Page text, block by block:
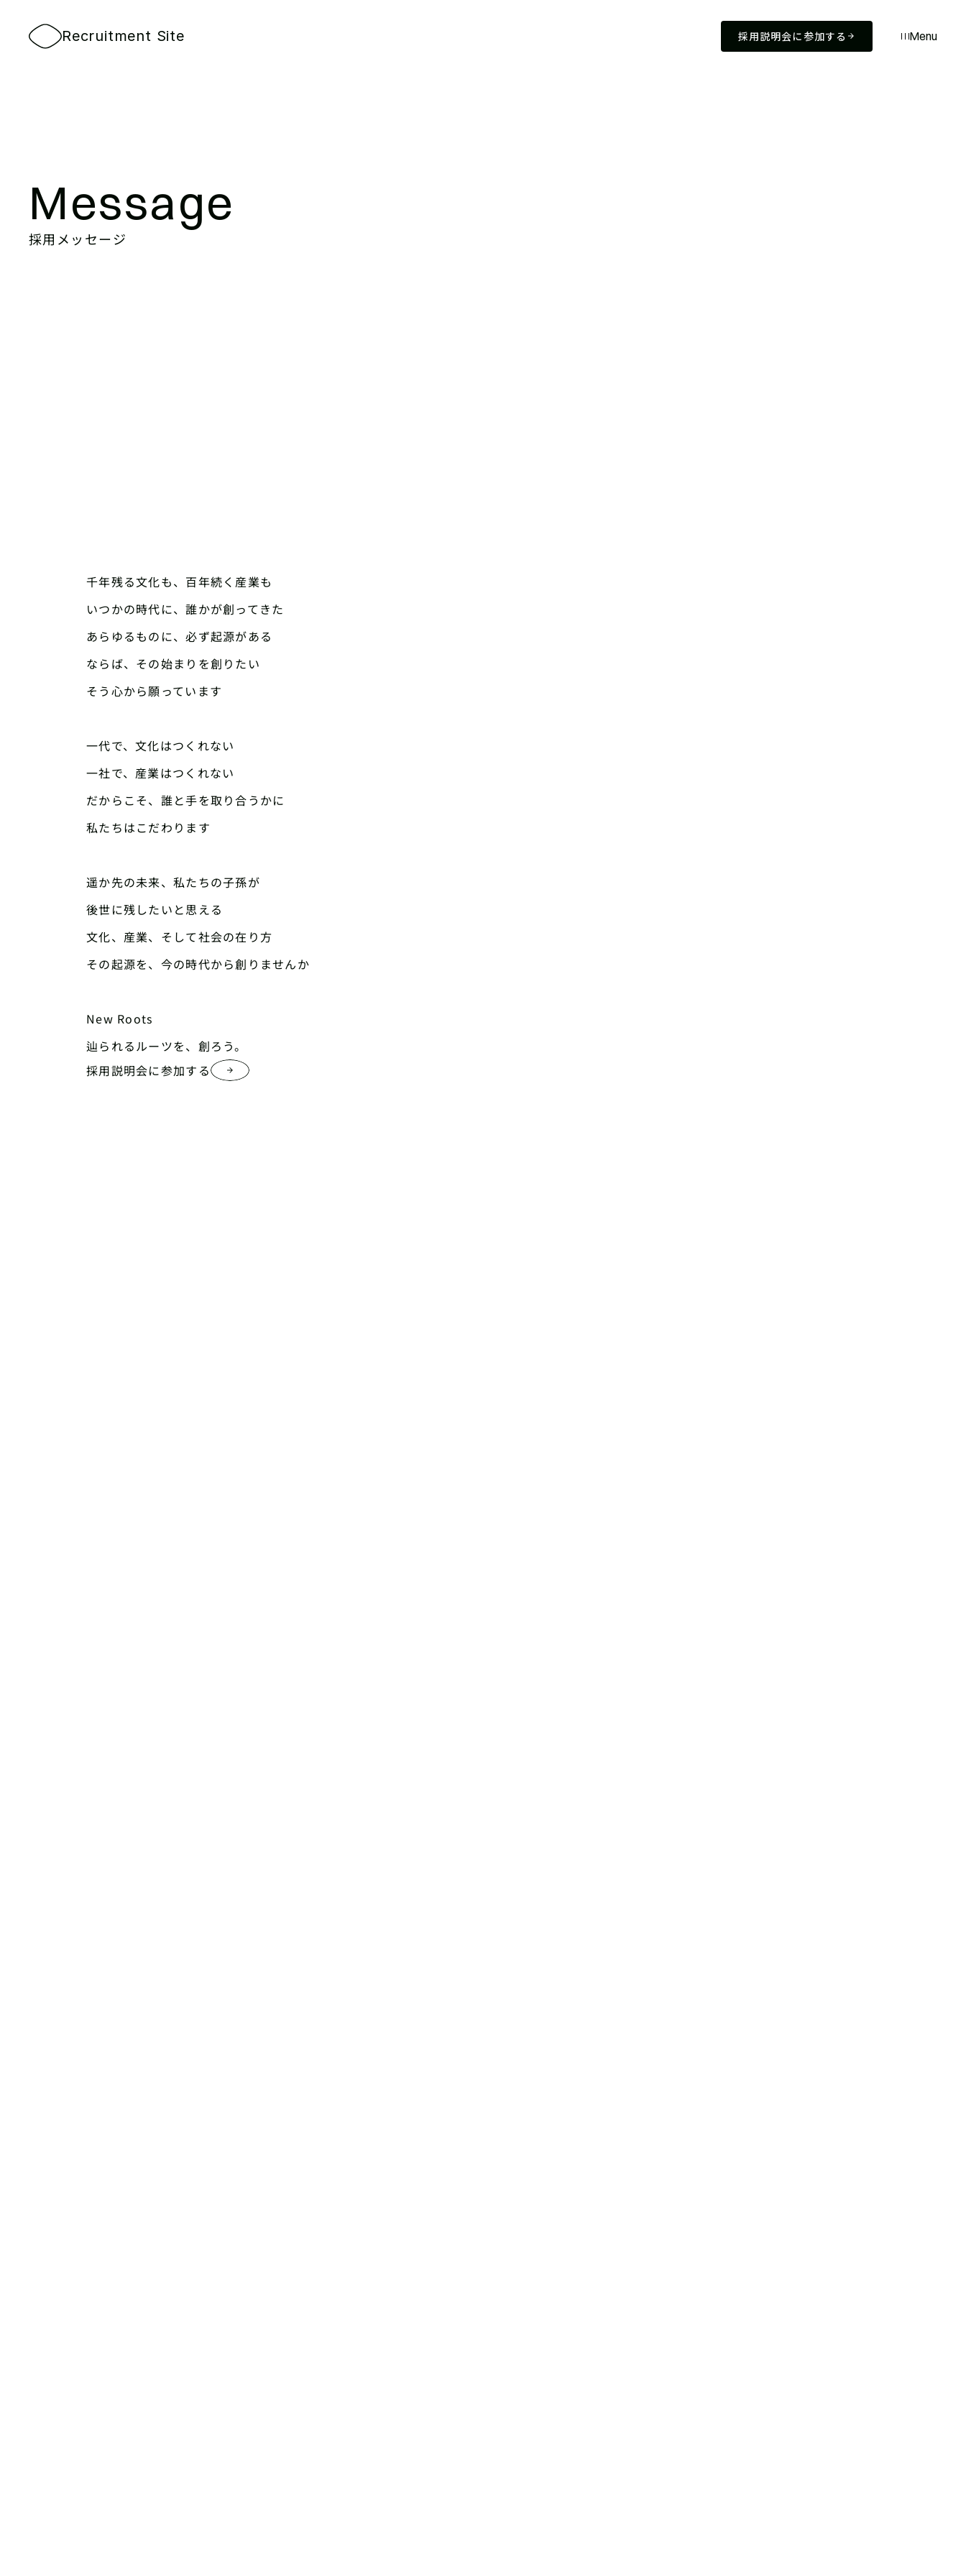
Message
採用メッセージ
千年残る文化も、百年続く産業も
いつかの時代に、誰かが創ってきた
あらゆるものに、必ず起源がある
ならば、その始まりを創りたい
そう心から願っています
一代で、文化はつくれない
一社で、産業はつくれない
だからこそ、誰と手を取り合うかに
私たちはこだわります
遥か先の未来、私たちの子孫が
後世に残したいと思える
文化、産業、そして社会の在り方
その起源を、今の時代から創りませんか
New Roots
辿られるルーツを、創ろう。
採用説明会に参加する
Recruitment Site 採用説明会に参加する Menu